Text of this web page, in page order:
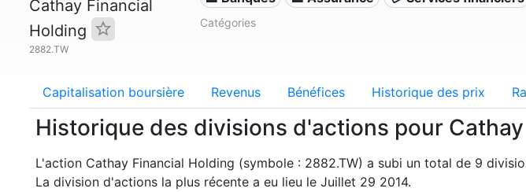
Cathay Financial
Holding
2882.TW
Catégories
Capitalisation boursière Revenus Bénéfices Historique des prix
Historique des divisions d'actions pour
L'action Cathay Financial Holding (symbole : 2882.TW) a subi un total de 9
La division d'actions la plus récente a eu lieu le Juillet 29 2014.